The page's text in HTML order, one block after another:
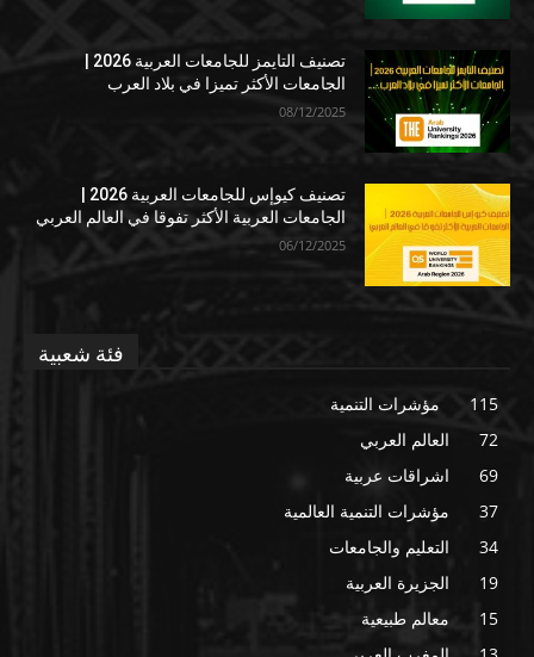
الجامعات الأكثر تميزا في بلاد العرب
08/12/2025
الجامعات العربية الأكثر تفوقا في العالم العربي
06/12/2025
فئة شعبية
مؤشرات التنمية
115
العالم العربي
72
اشراقات عربية
69
مؤشرات التنمية العالمية
37
التعليم والجامعات
34
الجزيرة العربية
19
معالم طبيعية
15